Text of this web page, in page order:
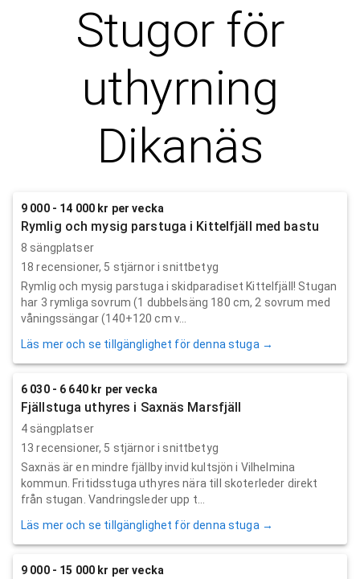
Stugor för
uthyrning
Dikanäs
9 000 - 14 000 kr per vecka
Rymlig och mysig parstuga i Kittelfjäll med bastu
8 sängplatser
18 recensioner, 5 stjärnor i snittbetyg
Rymlig och mysig parstuga i skidparadiset Kittelfjäll! Stugan
har 3 rymliga sovrum (1 dubbelsäng 180 cm, 2 sovrum med
våningssängar (140+120 cm v...
Läs mer och se tillgänglighet för denna stuga →
6 030 - 6 640 kr per vecka
Fjällstuga uthyres i Saxnäs Marsfjäll
4 sängplatser
13 recensioner, 5 stjärnor i snittbetyg
Saxnäs är en mindre fjällby invid kultsjön i Vilhelmina
kommun. Fritidsstuga uthyres nära till skoterleder direkt
från stugan. Vandringsleder upp t...
Läs mer och se tillgänglighet för denna stuga →
9 000 - 15 000 kr per vecka